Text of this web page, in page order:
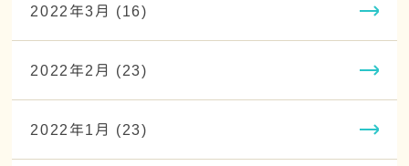
2022年3月 (16)
2022年2月 (23)
2022年1月 (23)